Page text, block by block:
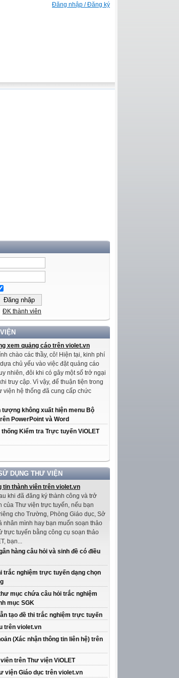
Đăng nhập / Đăng ký
ĐK thành viên
xem quảng cáo trên violet.vn
chào các thầy, cô! Hiện tại, kinh phí
chủ yếu vào việc đặt quảng cáo
nhiên, đôi khi có gây một số trở ngại
truy cập. Vì vậy, để thuận tiện trong
viện hệ thống đã cung cấp chức
tượng không xuất hiện menu Bộ
PowerPoint và Word
Kiểm tra Trực tuyến ViOLET
DỤNG THƯ VIỆN
tin thành viên trên violet.vn
khi đã đăng ký thành công và trở
của Thư viện trực tuyến, nếu bạn
cho Trường, Phòng Giáo dục, Sở
nhân mình hay bạn muốn soạn thảo
trực tuyến bằng công cụ soạn thảo
bạn...
hàng câu hỏi và sinh đề có điều
trắc nghiệm trực tuyến dạng chọn
mục chứa câu hỏi trắc nghiệm
mục SGK
tạo đề thi trắc nghiệm trực tuyến
trên violet.vn
(Xác nhận thông tin liên hệ) trên
trên Thư viện ViOLET
viện Giáo dục trên violet.vn